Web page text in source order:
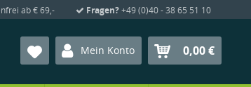
ab € 69,- Fragen?+49 (0)40 - 38 65 51 10
Mein Konto 0,00 €